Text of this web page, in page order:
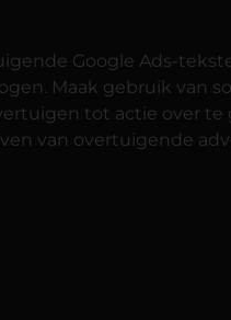
Google Ads-
Maak gebruik van
tot actie over te
van overtuigende